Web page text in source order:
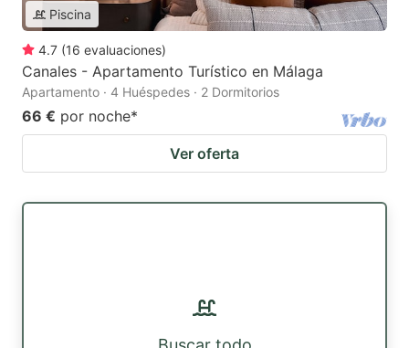
Piscina
4.7 (16 evaluaciones)
Canales - Apartamento Turístico en Málaga
Apartamento · 4 Huéspedes · 2 Dormitorios
66 € por noche*
Ver oferta